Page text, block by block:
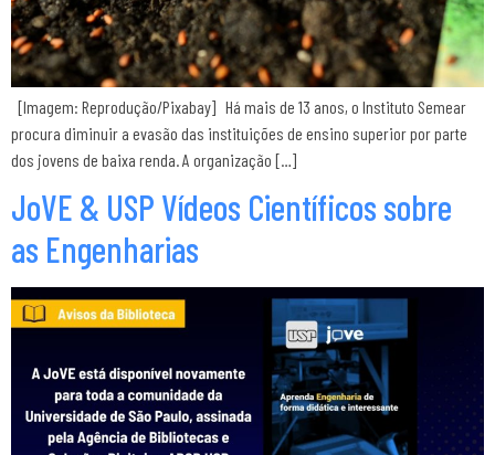
[Imagem: Reprodução/Pixabay] Há mais de 13 anos, o Instituto Semear
procura diminuir a evasão das instituições de ensino superior por parte
dos jovens de baixa renda. A organização […]
JoVE & USP Vídeos Científicos sobre
as Engenharias